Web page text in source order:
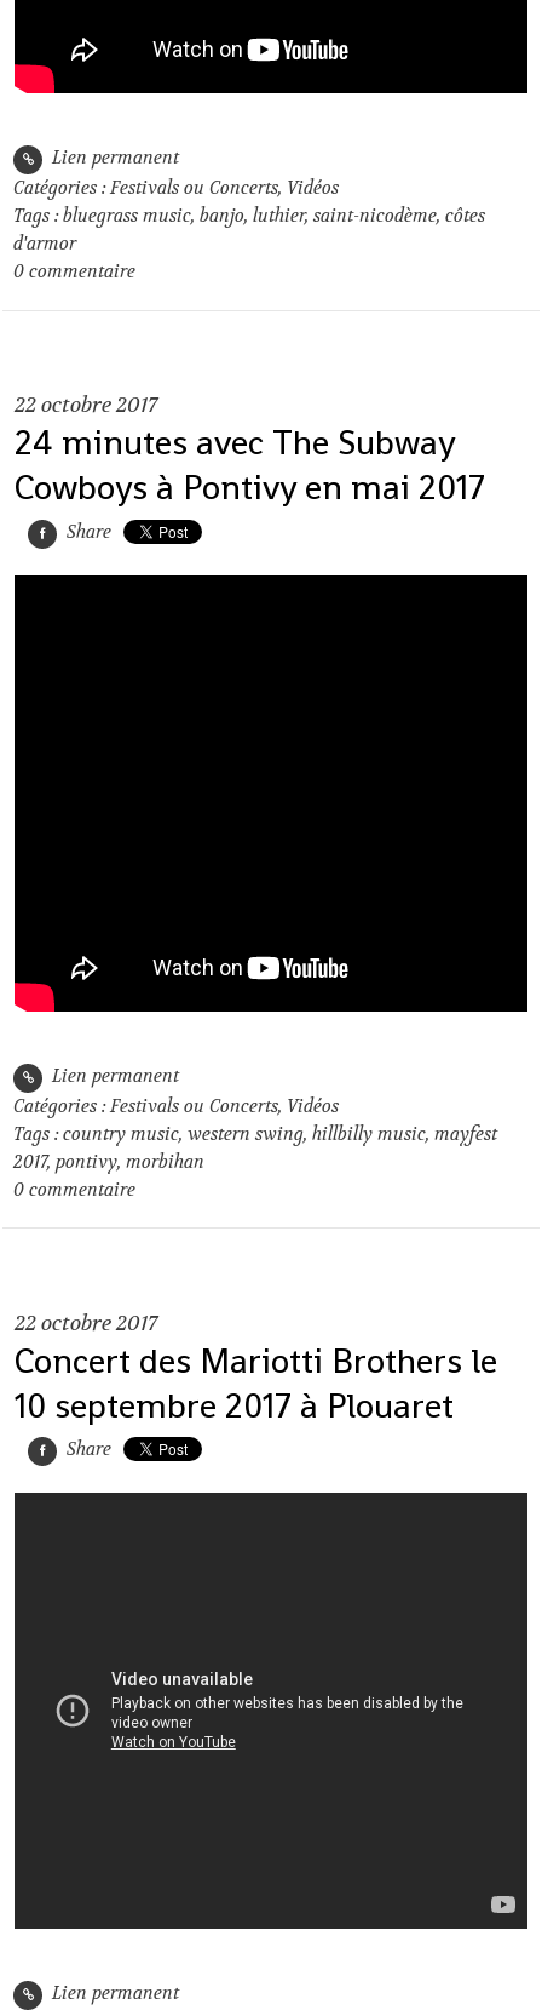
Lien permanent
Catégories :Festivals ou Concerts, Vidéos
Tags :bluegrass music,banjo,luthier,saint-nicodème,côtes
d'armor
0 commentaire
22octobre 2017
24 minutes avec The Subway
Cowboys à Pontivy en mai 2017
Share
Lien permanent
Catégories :Festivals ou Concerts, Vidéos
Tags :country music,western swing,hillbilly music,mayfest
2017,pontivy,morbihan
0 commentaire
22octobre 2017
Concert des Mariotti Brothers le
10 septembre 2017 à Plouaret
Share
Lien permanent